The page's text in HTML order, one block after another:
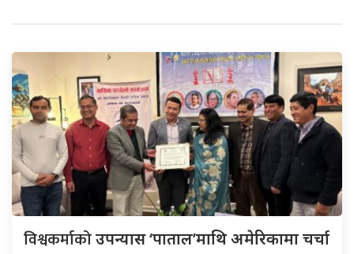
विश्वकर्माकोउपन्यास ‘पाताल’माथि अमेरिकामा चर्चा